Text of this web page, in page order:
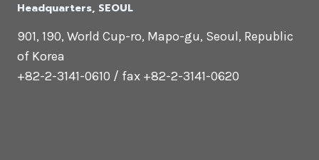
Headquarters​, SEOUL
901, 190, World Cup-ro, Mapo-gu, Seoul, Republic
of Korea
+82-2-3141-0610 / fax +82-2-3141-0620